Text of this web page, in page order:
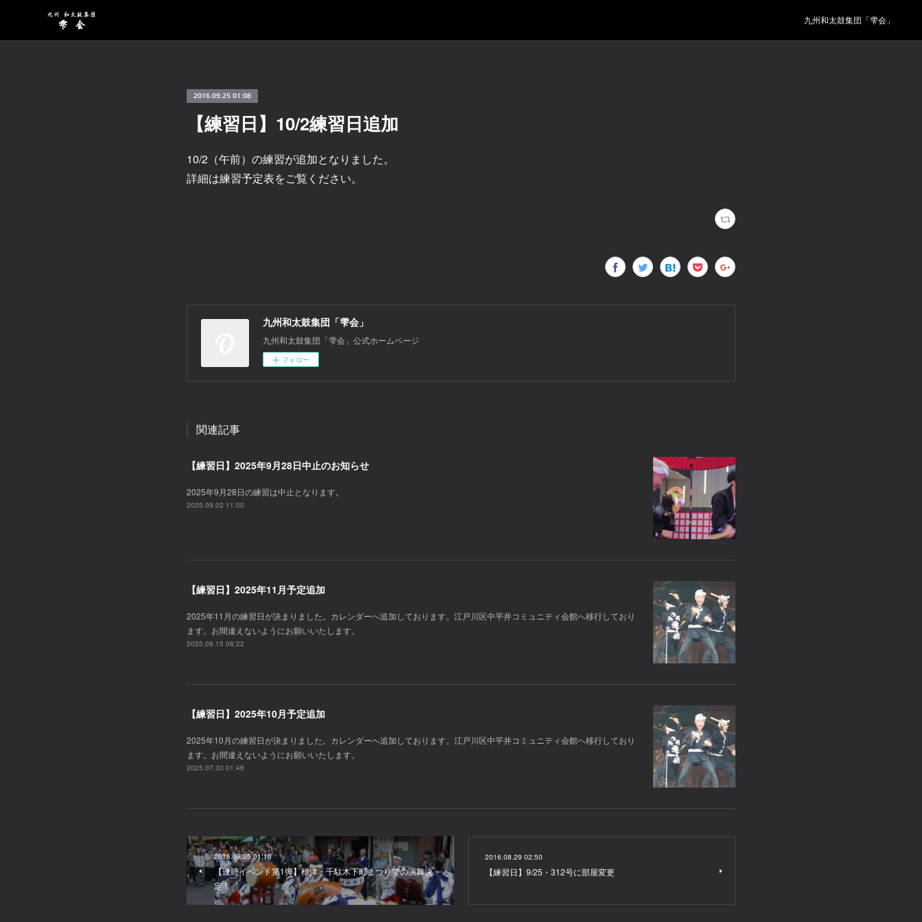
九州和太鼓集団「雫会」
2016.09.25 01:08
【練習日】10/2練習日追加
10/2（午前）の練習が追加となりました。
詳細は練習予定表をご覧ください。
九州和太鼓集団「雫会」
九州和太鼓集団「雫会」公式ホームページ
フォロー
関連記事
【練習日】2025年9月28日中止のお知らせ
2025年9月28日の練習は中止となります。
2025.09.02 11:00
【練習日】2025年11月予定追加
2025年11月の練習日が決まりました。カレンダーへ追加しております。江戸川区中平井コミュニティ会館へ移行しており
ます。お間違えないようにお願いいたします。
2025.08.15 06:22
【練習日】2025年10月予定追加
2025年10月の練習日が決まりました。カレンダーへ追加しております。江戸川区中平井コミュニティ会館へ移行しており
ます。お間違えないようにお願いいたします。
2025.07.30 01:46
2016.09.25 01:10
【連続イベント第1弾】根津・千駄木下町まつりでの演舞決
定！
2016.08.29 02:50
【練習日】9/25・312号に部屋変更